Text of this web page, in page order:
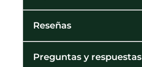
Reseñas
Preguntas y respuestas